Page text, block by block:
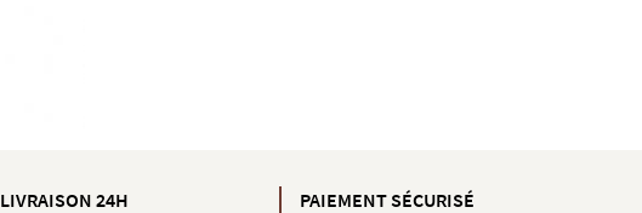
LIVRAISON 24H PAIEMENT SÉCURISÉ